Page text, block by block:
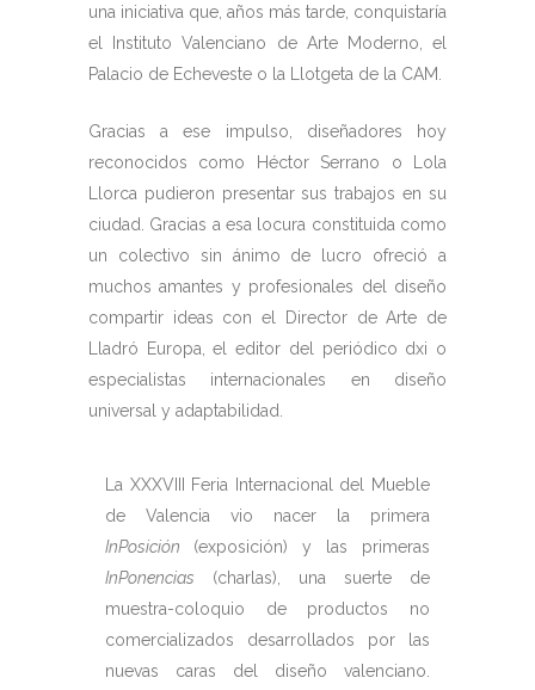
una iniciativa que, años más tarde, conquistaría
el Instituto Valenciano de Arte Moderno, el
Palacio de Echeveste o la Llotgeta de la CAM.
Gracias a ese impulso, diseñadores hoy
reconocidos como Héctor Serrano o Lola
Llorca pudieron presentar sus trabajos en su
ciudad. Gracias a esa locura constituida como
un colectivo sin ánimo de lucro ofreció a
muchos amantes y profesionales del diseño
compartir ideas con el Director de Arte de
Lladró Europa, el editor del periódico dxi o
especialistas internacionales en diseño
universal y adaptabilidad.
La XXXVIII Feria Internacional del Mueble
de Valencia vio nacer la primera
InPosición (exposición) y las primeras
InPonencias (charlas), una suerte de
muestra-coloquio de productos no
comercializados desarrollados por las
nuevas caras del diseño valenciano.